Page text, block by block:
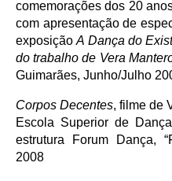
comemorações dos 20
com apresentação de
exposiçãoA Dança do
do trabalho de Vera
Guimarães, Junho/Julho
Corpos Decentes, filme de
Escola Superior de
estrutura Forum Dança,
2008